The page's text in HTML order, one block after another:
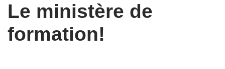
Le ministère de
formation!